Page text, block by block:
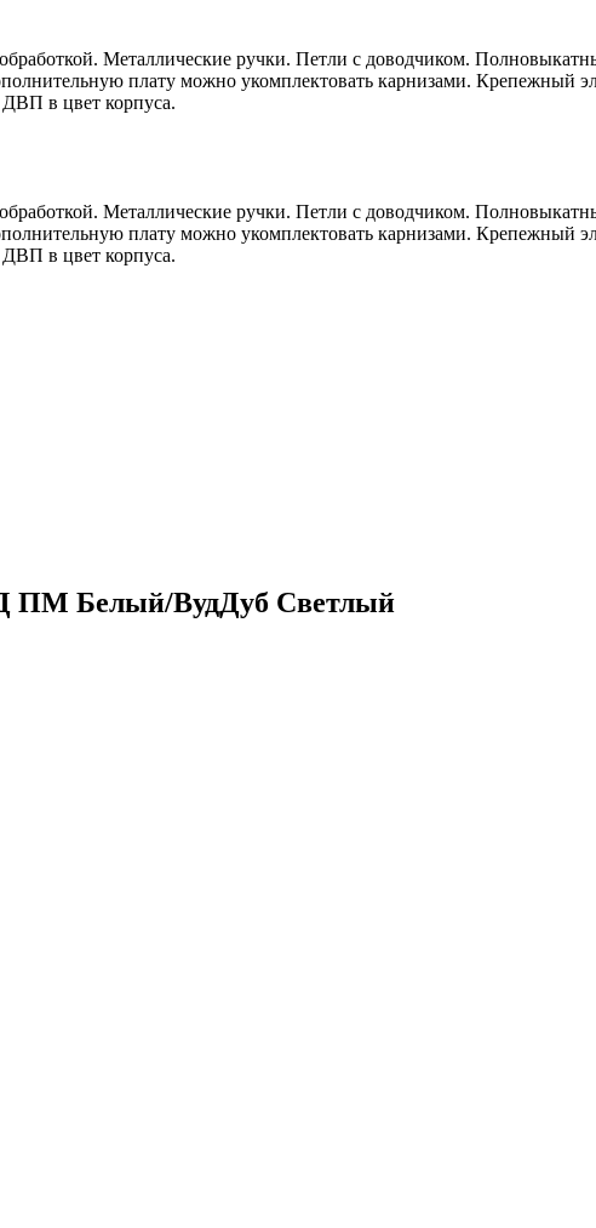
Металлические ручки. Петли с доводчиком.
плату можно укомплектовать карнизами. Крепежный
в цвет корпуса.
Металлические ручки. Петли с доводчиком.
плату можно укомплектовать карнизами. Крепежный
в цвет корпуса.
ПМ Белый/ВудДуб Светлый